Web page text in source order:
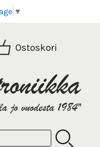
▼
Ostoskori